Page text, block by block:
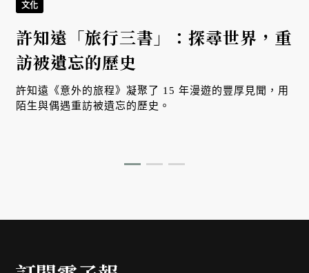
文化
許知遠「旅行三書」：探尋世界，重
訪被遺忘的歷史
許知遠《意外的旅程》凝聚了 15 年漫遊的豐厚見聞，用
陌生與偶遇重訪被遺忘的歷史。